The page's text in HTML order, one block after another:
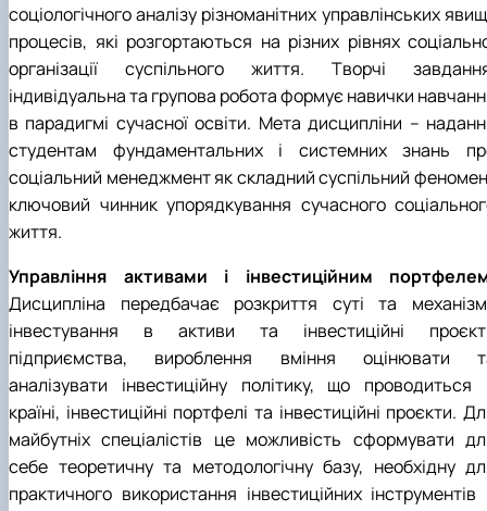
соціологічного аналізу різноманітних управлінських явищ
процесів, які розгортаються на різних рівнях
організації суспільного життя. Творчі
індивідуальна та групова робота формує навички
в парадигмі сучасної освіти. Мета дисципліни –
студентам фундаментальних і системних знань
соціальний менеджмент як складний суспільний феномен
ключовий чинник упорядкування сучасного
життя.
Управління активами і інвестиційним
Дисципліна передбачає розкриття суті та
інвестування в активи та інвестиційні
підприємства, вироблення вміння оцінювати
аналізувати інвестиційну політику, що проводиться
країні, інвестиційні портфелі та інвестиційні проєкти.
майбутніх спеціалістів це можливість сформувати
себе теоретичну та методологічну базу, необхідну
практичного використання інвестиційних інструментів